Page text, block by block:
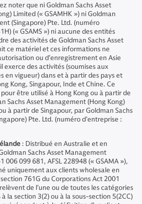
noter que ni Goldman Sachs Asset
Limited (« GSAMHK ») ni Goldman
(Singapore) Pte. Ltd. (numéro
(« GSAMS ») ni aucune des entités
des activités de Goldman Sachs Asset
ce matériel et ces informations ne
ou d’enregistrement en Asie
exerce des activités (soumises aux
en vigueur) dans et à partir des pays et
Kong, Singapour, Inde et Chine. Ce
être utilisé à Hong Kong ou à partir de
Sachs Asset Management (Hong Kong)
à partir de Singapour, par Goldman Sachs
Pte. Ltd. (numéro d’entreprise :
: Distribué en Australie et en
Sachs Asset Management
006 099 681, AFSL 228948 (« GSAMA »),
uniquement aux clients wholesale en
761G du Corporations Act 2001
de l’une ou de toutes les catégories
la section 3(2) ou à la sous-section 5(2CC)